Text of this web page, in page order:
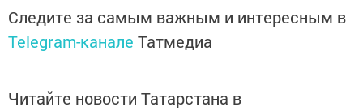
Следите за самым важным и интересным в
Telegram-канале Татмедиа
Читайте новости Татарстана в